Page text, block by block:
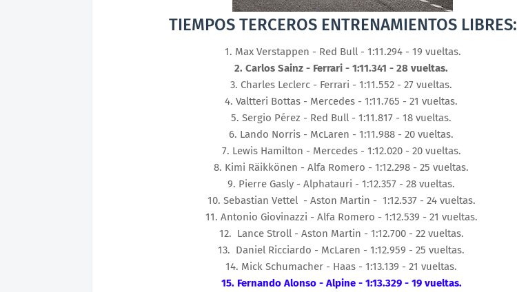
TIEMPOS TERCEROS ENTRENAMIENTOS LIBRES:
1. Max Verstappen - Red Bull - 1:11.294 - 19 vueltas.
2. Carlos Sainz - Ferrari - 1:11.341 - 28 vueltas.
3. Charles Leclerc - Ferrari - 1:11.552 - 27 vueltas.
4. Valtteri Bottas - Mercedes - 1:11.765 - 21 vueltas.
5. Sergio Pérez - Red Bull - 1:11.817 - 18 vueltas.
6. Lando Norris - McLaren - 1:11.988 - 20 vueltas.
7. Lewis Hamilton - Mercedes - 1:12.020 - 20 vueltas.
8. Kimi Räikkönen - Alfa Romero - 1:12.298 - 25 vueltas.
9. Pierre Gasly - Alphatauri - 1:12.357 - 28 vueltas.
10. Sebastian Vettel - Aston Martin - 1:12.537 - 24 vueltas.
11. Antonio Giovinazzi - Alfa Romero - 1:12.539 - 21 vueltas.
12. Lance Stroll- Aston Martin - 1:12.700 - 22 vueltas.
13. Daniel Ricciardo - McLaren - 1:12.959 - 25 vueltas.
14. Mick Schumacher - Haas - 1:13.139 - 21 vueltas.
15. Fernando Alonso- Alpine - 1:13.329 - 19 vueltas.